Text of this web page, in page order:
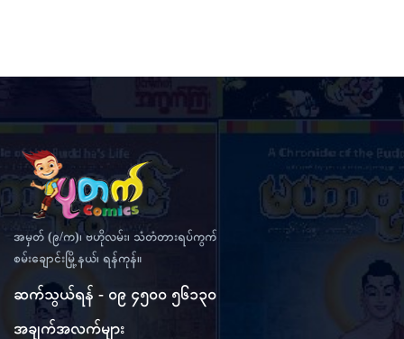
အမှတ် (၉/က)၊ ဗဟိုလမ်း၊ သံတံတားရပ်ကွက်
စမ်းချောင်းမြို့နယ်၊ ရန်ကုန်။
ဆက်သွယ်ရန် - ၀၉ ၄၅၀၀ ၅၆၁၃၀
အချက်အလက်များ